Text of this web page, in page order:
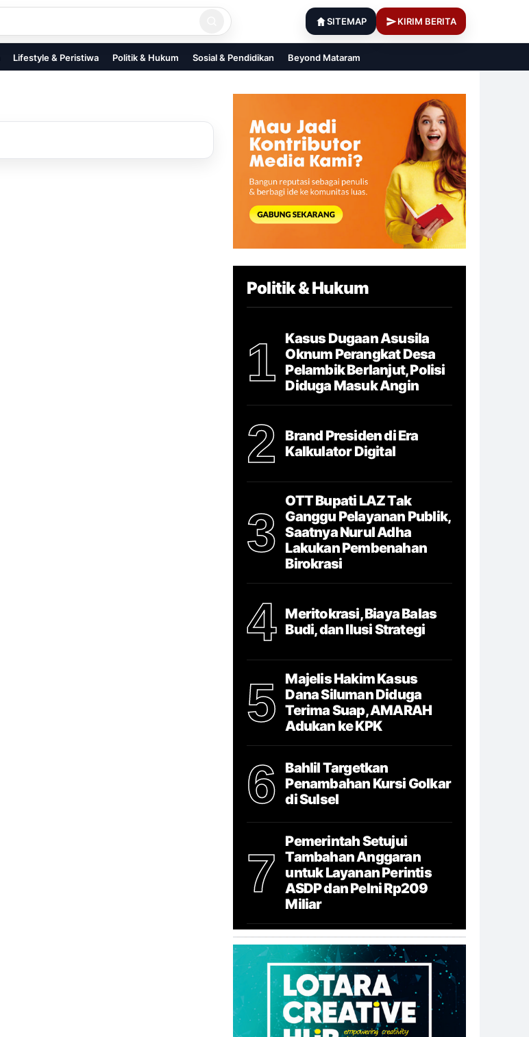
SITEMAP KIRIM BERITA
Lifestyle & Peristiwa Politik & Hukum Sosial & Pendidikan Beyond Mataram
Politik & Hukum
1
Kasus Dugaan Asusila
Oknum Perangkat Desa
Pelambik Berlanjut, Polisi
Diduga Masuk Angin
2
Brand Presiden di Era
Kalkulator Digital
3
OTT Bupati LAZ Tak
Ganggu Pelayanan Publik,
Saatnya Nurul Adha
Lakukan Pembenahan
Birokrasi
4
Meritokrasi, Biaya Balas
Budi, dan Ilusi Strategi
5
Majelis Hakim Kasus
Dana Siluman Diduga
Terima Suap, AMARAH
Adukan ke KPK
6
Bahlil Targetkan
Penambahan Kursi Golkar
di Sulsel
7
Pemerintah Setujui
Tambahan Anggaran
untuk Layanan Perintis
ASDP dan Pelni Rp209
Miliar